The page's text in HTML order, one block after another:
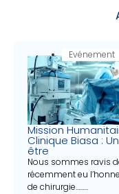
Evénement
Mission
Clinique Biasa :
être
Nous sommes ravis
récemment eu
de chirurgie………